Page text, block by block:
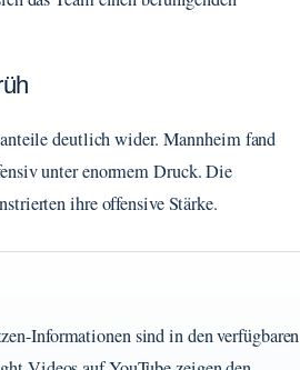
deutlich wider. Mannheim fand
unter enormem Druck. Die
ihre offensive Stärke.
Informationen sind in den verfügbaren